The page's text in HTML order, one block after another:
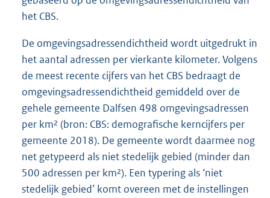
het CBS.
De omgevingsadressendichtheid wordt uitgedrukt in
het aantal adressen per vierkante kilometer. Volgens
de meest recente cijfers van het CBS bedraagt de
omgevingsadressendichtheid gemiddeld over de
gehele gemeente Dalfsen 498 omgevingsadressen
per km² (bron: CBS: demografische kerncijfers per
gemeente 2018). De gemeente wordt daarmee nog
net getypeerd als niet stedelijk gebied (minder dan
500 adressen per km²). Een typering als ‘niet
stedelijk gebied’ komt overeen met de instellingen